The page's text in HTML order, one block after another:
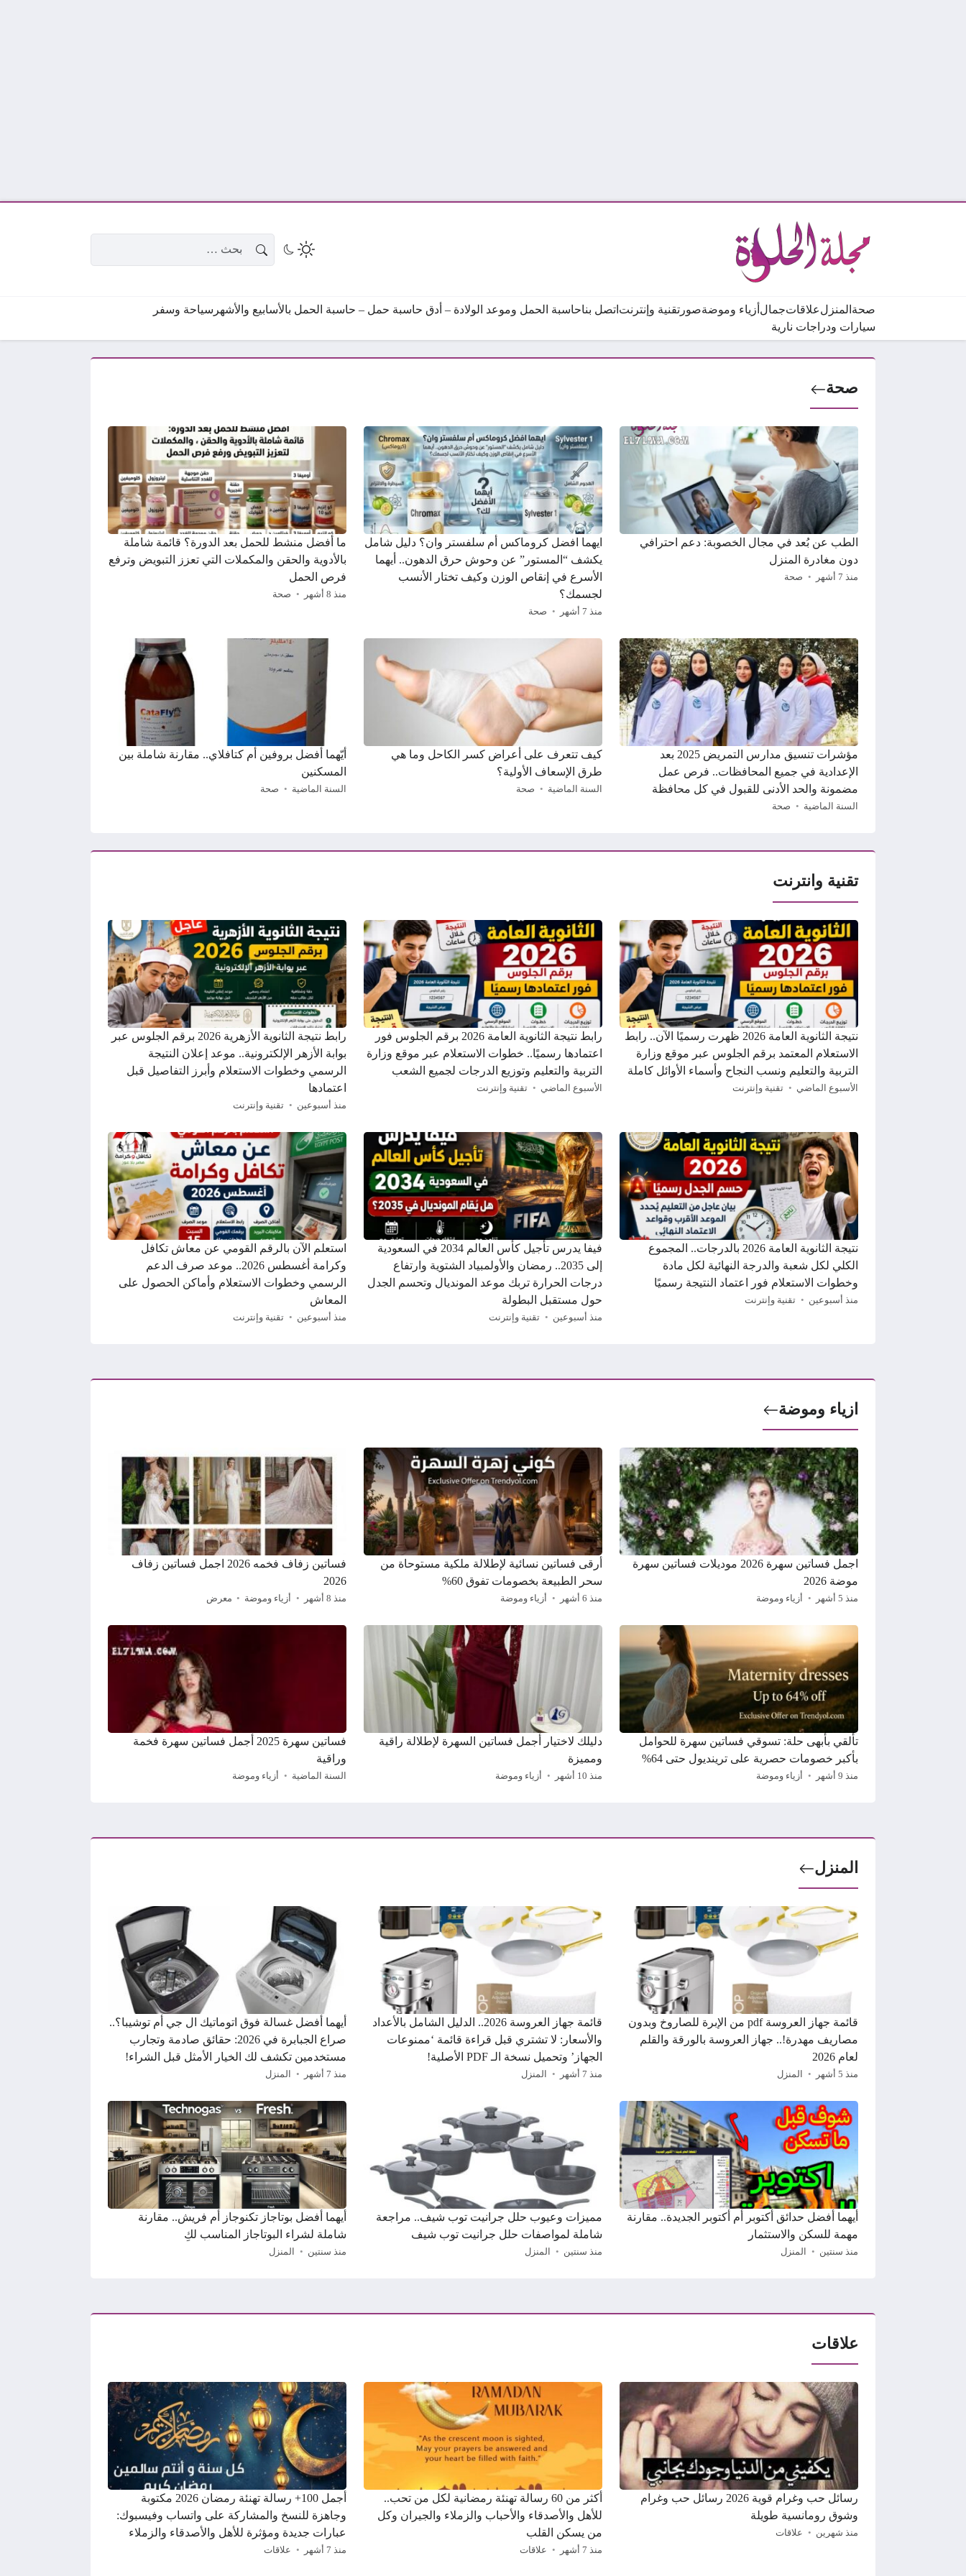
صحة المنزلعلاقاتجمال أزياء وموضةصور تقنية وإنترنت اتصل بناحاسبة الحمل وموعد الولادة – أدق حاسبة حمل – حاسبة الحمل بالأسابيع والأشهر سياحة وسفر
سيارات ودراجات نارية
صحة
الطب عن بُعد في مجال الخصوبة: دعم احترافي
دون مغادرة المنزل
منذ 7 أشهر صحة
ايهما افضل كروماكس أم سلفستر وان؟ دليل شامل
يكشف “المستور” عن وحوش حرق الدهون.. أيهما
الأسرع في إنقاص الوزن وكيف تختار الأنسب
لجسمك؟
منذ 7 أشهر صحة
ما أفضل منشط للحمل بعد الدورة؟ قائمة شاملة
بالأدوية والحقن والمكملات التي تعزز التبويض وترفع
فرص الحمل
منذ 8 أشهر صحة
مؤشرات تنسيق مدارس التمريض 2025 بعد
الإعدادية في جميع المحافظات.. فرص عمل
مضمونة والحد الأدنى للقبول في كل محافظة
السنة الماضية صحة
كيف تتعرف على أعراض كسر الكاحل وما هي
طرق الإسعاف الأولية؟
السنة الماضية صحة
أيّهما أفضل بروفين أم كتافلاي.. مقارنة شاملة بين
المسكنين
السنة الماضية صحة
تقنية وانترنت
نتيجة الثانوية العامة 2026 ظهرت رسميًا الآن.. رابط
الاستعلام المعتمد برقم الجلوس عبر موقع وزارة
التربية والتعليم ونسب النجاح وأسماء الأوائل كاملة
الأسبوع الماضي تقنية وإنترنت
رابط نتيجة الثانوية العامة 2026 برقم الجلوس فور
اعتمادها رسميًا.. خطوات الاستعلام عبر موقع وزارة
التربية والتعليم وتوزيع الدرجات لجميع الشعب
الأسبوع الماضي تقنية وإنترنت
رابط نتيجة الثانوية الأزهرية 2026 برقم الجلوس عبر
بوابة الأزهر الإلكترونية.. موعد إعلان النتيجة
الرسمي وخطوات الاستعلام وأبرز التفاصيل قبل
اعتمادها
منذ أسبوعين تقنية وإنترنت
نتيجة الثانوية العامة 2026 بالدرجات.. المجموع
الكلي لكل شعبة والدرجة النهائية لكل مادة
وخطوات الاستعلام فور اعتماد النتيجة رسميًا
منذ أسبوعين تقنية وإنترنت
فيفا يدرس تأجيل كأس العالم 2034 في السعودية
إلى 2035.. رمضان والأولمبياد الشتوية وارتفاع
درجات الحرارة تربك موعد المونديال وتحسم الجدل
حول مستقبل البطولة
منذ أسبوعين تقنية وإنترنت
استعلم الآن بالرقم القومي عن معاش تكافل
وكرامة أغسطس 2026.. موعد صرف الدعم
الرسمي وخطوات الاستعلام وأماكن الحصول على
المعاش
منذ أسبوعين تقنية وإنترنت
ازياء وموضة
اجمل فساتين سهرة 2026 موديلات فساتين سهرة
موضة 2026
منذ 5 أشهر أزياء وموضة
أرقى فساتين نسائية لإطلالة ملكية مستوحاة من
سحر الطبيعة بخصومات تفوق 60%
منذ 6 أشهر أزياء وموضة
فساتين زفاف فخمه 2026 اجمل فساتين زفاف
2026
منذ 8 أشهر أزياء وموضة معرض
تألقي بأبهى حلة: تسوقي فساتين سهرة للحوامل
بأكبر خصومات حصرية على ترينديول حتى 64%
منذ 9 أشهر أزياء وموضة
دليلك لاختيار أجمل فساتين السهرة لإطلالة راقية
ومميزة
منذ 10 أشهر أزياء وموضة
فساتين سهرة 2025 أجمل فساتين سهرة فخمة
وراقية
السنة الماضية أزياء وموضة
المنزل
قائمة جهاز العروسة pdf من الإبرة للصاروخ وبدون
مصاريف مهدرة!.. جهاز العروسة بالورقة والقلم
لعام 2026
منذ 5 أشهر المنزل
قائمة جهاز العروسة 2026.. الدليل الشامل بالأعداد
والأسعار: لا تشتري قبل قراءة قائمة ‘ممنوعات
الجهاز’ وتحميل نسخة الـ PDF الأصلية!
منذ 7 أشهر المنزل
أيهما أفضل غسالة فوق اتوماتيك ال جي أم توشيبا؟..
صراع الجبابرة في 2026: حقائق صادمة وتجارب
مستخدمين تكشف لك الخيار الأمثل قبل الشراء!
منذ 7 أشهر المنزل
أيهما أفضل حدائق أكتوبر أم أكتوبر الجديدة.. مقارنة
مهمة للسكن والاستثمار
منذ سنتين المنزل
مميزات وعيوب حلل جرانيت توب شيف.. مراجعة
شاملة لمواصفات حلل جرانيت توب شيف
منذ سنتين المنزل
أيهما أفضل بوتاجاز تكنوجاز أم فريش.. مقارنة
شاملة لشراء البوتاجاز المناسب لكِ
منذ سنتين المنزل
علاقات
رسائل حب وغرام قوية 2026 رسائل حب وغرام
وشوق رومانسية طويلة
منذ شهرين علاقات
أكثر من 60 رسالة تهنئة رمضانية لكل من تحب..
للأهل والأصدقاء والأحباب والزملاء والجيران وكل
من يسكن القلب
منذ 7 أشهر علاقات
أجمل 100+ رسالة تهنئة رمضان 2026 مكتوبة
وجاهزة للنسخ والمشاركة على واتساب وفيسبوك:
عبارات جديدة ومؤثرة للأهل والأصدقاء والزملاء
منذ 7 أشهر علاقات